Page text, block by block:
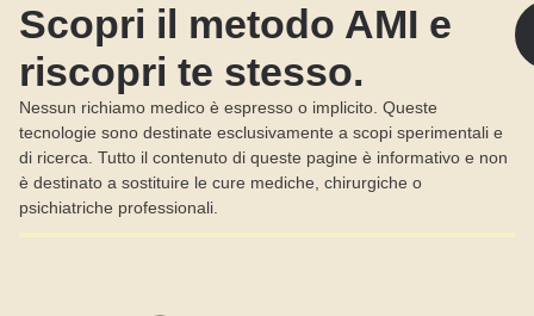
Scopri il metodo AMI e
riscopri te stesso.
Nessun richiamo medico è espresso o implicito. Queste
tecnologie sono destinate esclusivamente a scopi sperimentali e
di ricerca. Tutto il contenuto di queste pagine è informativo e non
è destinato a sostituire le cure mediche, chirurgiche o
psichiatriche professionali.